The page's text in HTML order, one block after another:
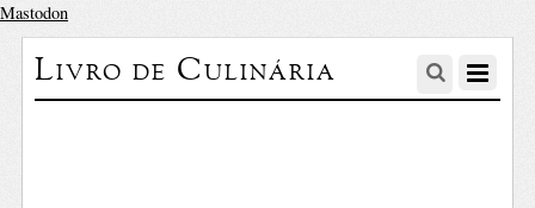
Mastodon
Livro de Culinária